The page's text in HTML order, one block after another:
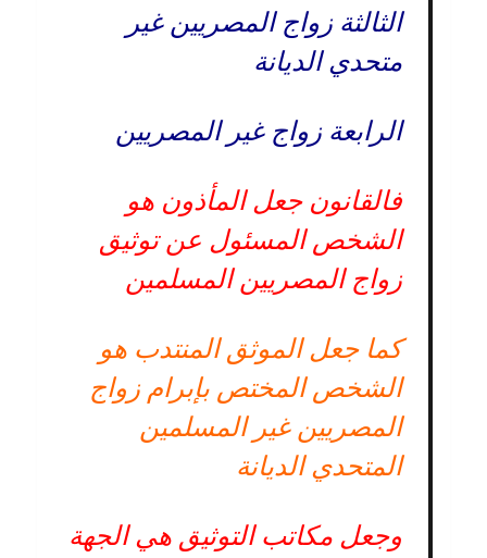
الثالثة زواج المصريين غير
متحدي الديانة
الرابعة زواج غير المصريين
فالقانون جعل المأذون هو
الشخص المسئول عن توثيق
زواج المصريين المسلمين
كما جعل الموثق المنتدب هو
الشخص المختص بإبرام زواج
المصريين غير المسلمين
المتحدي الديانة
وجعل مكاتب التوثيق هي الجهة